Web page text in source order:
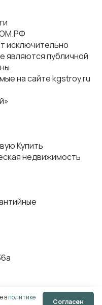
исключительно
являются публичной
на сайте kgstroy.ru
Купить
недвижимость
вполитике
Согласен